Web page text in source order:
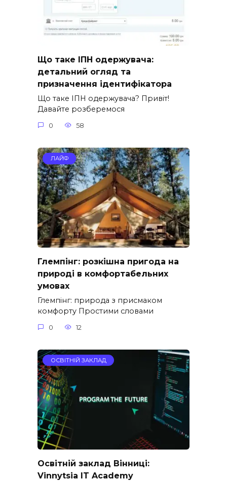
Що таке ІПН одержувача:
детальний огляд та
призначення ідентифікатора
Що таке ІПН одержувача? Привіт!
Давайте розберемося
0 58
ЛАЙФ
Глемпінг: розкішна пригода на
природі в комфортабельних
умовах
Глемпінг: природа з присмаком
комфорту Простими словами
0 12
ОСВІТНІЙ ЗАКЛАД
Освітній заклад Вінниці:
Vinnytsia IT Academy